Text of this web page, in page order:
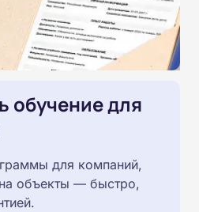
обучение для
для компаний,
объекты — быстро,